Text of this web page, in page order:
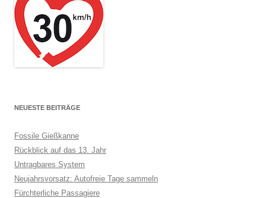
NEUESTE BEITRÄGE
Fossile Gießkanne
Rückblick auf das 13. Jahr
Untragbares System
Neujahrsvorsatz: Autofreie Tage sammeln
Fürchterliche Passagiere